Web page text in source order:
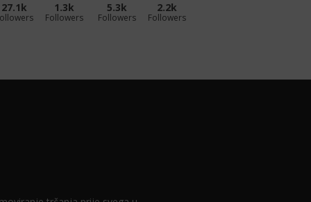
27.1k
1.3k
Followers
5.3k
Followers
2.2k
Followers